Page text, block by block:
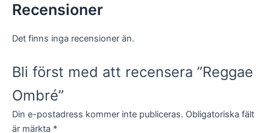
Recensioner
Det finns inga recensioner än.
Bli först med att recensera ”Reggae
Ombré”
Din e-postadress kommer inte publiceras. Obligatoriska fält
är märkta *